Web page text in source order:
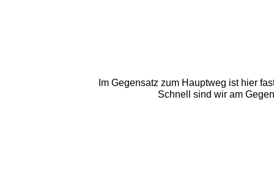
Im Gegensatz zum Hauptweg ist hier
Schnell sind wir am